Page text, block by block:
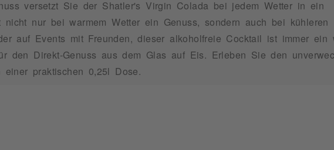
versetzt Sie der Shatler's Virgin Colada bei jedem Wetter in ein
nicht nur bei warmem Wetter ein Genuss, sondern auch bei kühleren
auf Events mit Freunden, dieser alkoholfreie Cocktail ist immer ein
den Direkt-Genuss aus dem Glas auf Eis. Erleben Sie den
praktischen 0,25l Dose.